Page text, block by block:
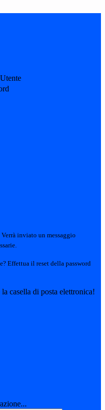
Verrà inviato un messaggio
Effettua il reset della password
casella di posta elettronica!